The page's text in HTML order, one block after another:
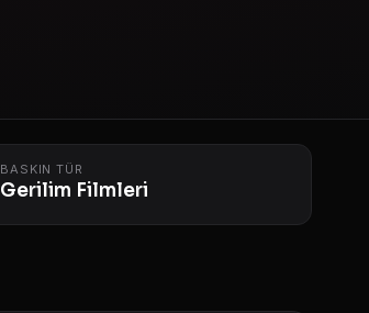
BASKIN TÜR
Gerilim Filmleri